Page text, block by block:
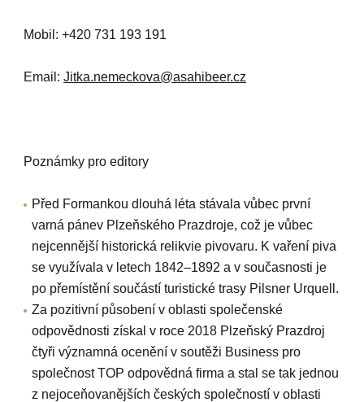
Mobil: +420 731 193 191
Email:Jitka.nemeckova@asahibeer.cz
Poznámky pro editory
Před Formankou dlouhá léta stávala vůbec první
varná pánev Plzeňského Prazdroje, což je vůbec
nejcennější historická relikvie pivovaru. K vaření piva
se využívala v letech 1842–1892 a v současnosti je
po přemístění součástí turistické trasy Pilsner Urquell.
Za pozitivní působení v oblasti společenské
odpovědnosti získal v roce 2018 Plzeňský Prazdroj
čtyři významná ocenění v soutěži Business pro
společnost TOP odpovědná firma a stal se tak jednou
z nejoceňovanějších českých společností v oblasti